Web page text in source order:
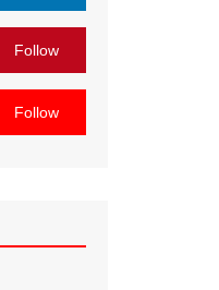
Follow
Follow